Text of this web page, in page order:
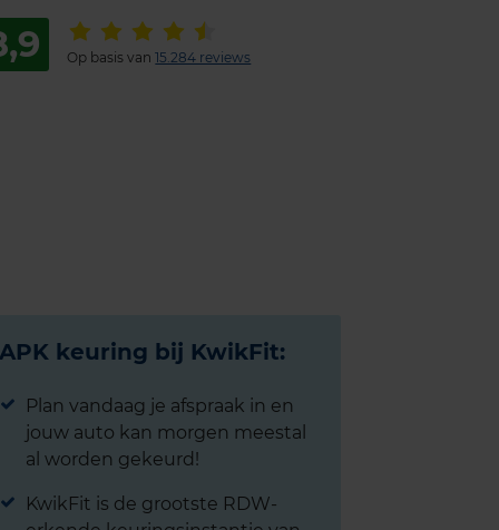
Op basis van15.284 reviews
APK keuring bij KwikFit:
Plan vandaag je afspraak in en
jouw auto kan morgen meestal
al worden gekeurd!
KwikFit is de grootste RDW-